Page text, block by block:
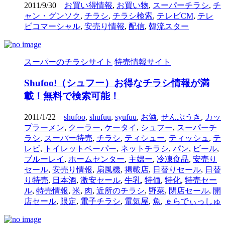
2011/9/30 お買い得情報, お買い物, スーパーチラシ, チ
ャン・グンソク, チラシ, チラシ検索, テレビCM, テレ
ビコマーシャル, 安売り情報, 配信, 韓流スター
スーパーのチラシサイト 特売情報サイト
Shufoo!（シュフー）お得なチラシ情報が満
載！無料で検索可能！
2011/1/22 shufoo, shufuu, syufuu, お酒, せんぷうき , カッ
プラーメン, クーラー, ケータイ , シュフー, スーパーチ
ラシ, スーパー特売, チラシ, ティシュー, ティッシュ , テ
レビ, トイレットペーパー, ネットチラシ, パン, ビール,
ブルーレイ , ホームセンター, 主婦ー, 冷凍食品, 安売り
セール, 安売り情報, 扇風機, 掲載店, 日替りセール, 日替
り特売, 日本酒, 激安セール, 牛乳, 特価, 特化, 特売セー
ル, 特売情報, 米, 肉, 近所のチラシ, 野菜, 閉店セール, 開
店セール, 限定, 電子チラシ, 電気屋, 魚, ｅらでぃっしゅ